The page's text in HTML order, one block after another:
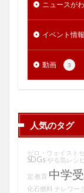
ニュースが
イベント情報
動画 3
人気のタグ
ゼロ・ウェイスト
SDGs やる気レシピ
定 教育 中学
化石燃料 テレワー